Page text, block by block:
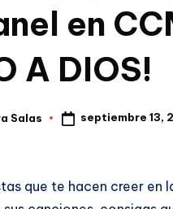
en
A DIOS!
Salas septiembre 13,
que te hacen creer en